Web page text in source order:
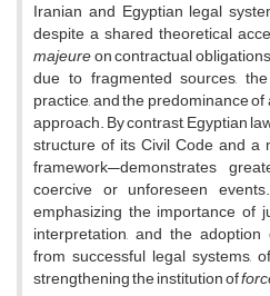
Iranian and Egyptian legal
despite a shared theoretical
majeureon contractual
due to fragmented sources,
practice, and the predominance
approach. By contrast, Egyptian
structure of its Civil Code and
framework—demonstrates
coercive or unforeseen
emphasizing the importance of
interpretation, and the
from successful legal systems,
strengthening the institution of